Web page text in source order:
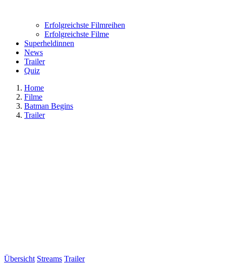
Erfolgreichste Filmreihen
Erfolgreichste Filme
Superheldinnen
News
Trailer
Quiz
Home
Filme
Batman Begins
Trailer
Übersicht Streams Trailer